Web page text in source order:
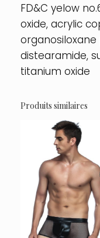
FD&C yelow
oxide, acrylic
distearamide,
titanium oxide
Produits similaires